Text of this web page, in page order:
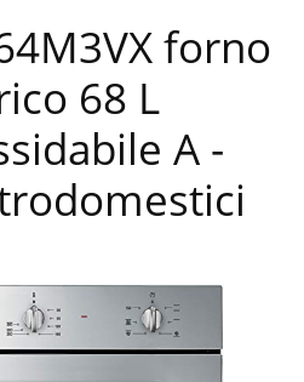
forno
68 L
A -